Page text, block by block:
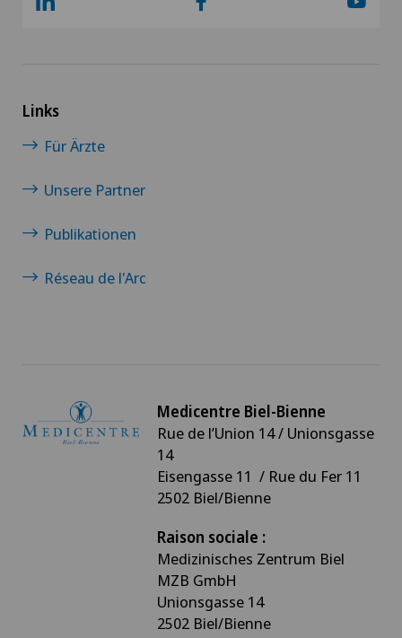
Links
Für Ärzte
Unsere Partner
Publikationen
Réseau de l'Arc
Medicentre Biel-Bienne
Rue de l’Union 14 / Unionsgasse
14
Eisengasse 11 / Rue du Fer 11
2502 Biel/Bienne
Raison sociale :
Medizinisches Zentrum Biel
MZB GmbH
Unionsgasse 14
2502 Biel/Bienne